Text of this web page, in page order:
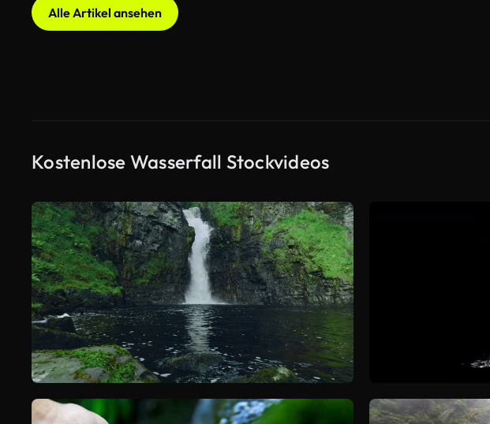
Alle Artikel ansehen
Kostenlose Wasserfall Stockvideos